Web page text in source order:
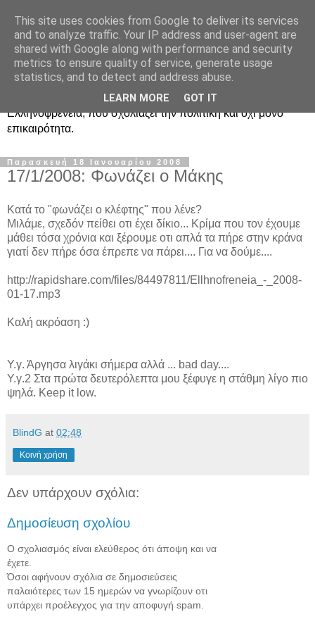
Ραδιοφωνική
Ελληνοφρένεια Unofficial
Η γνωστή ραδιοφωνική εκπομπή κατά κόσμον
Ελληνοφρένεια, που σχολιάζει την πολιτική και όχι μόνο
επικαιρότητα.
Παρασκευή 18 Ιανουαρίου 2008
17/1/2008: Φωνάζει ο Μάκης
Κατά το "φωνάζει ο κλέφτης" που λένε?
Μιλάμε, σχεδόν πείθει οτι έχει δίκιο... Κρίμα που τον έχουμε
μάθει τόσα χρόνια και ξέρουμε οτι απλά τα πήρε στην κράνα
γιατί δεν πήρε όσα έπρεπε να πάρει.... Για να δούμε....
http://rapidshare.com/files/84497811/Ellhnofreneia_-_2008-
01-17.mp3
Καλή ακρόαση :)
Υ.γ. Άργησα λιγάκι σήμερα αλλά ... bad day....
Y.γ.2 Στα πρώτα δευτερόλεπτα μου ξέφυγε η στάθμη λίγο πιο
ψηλά. Keep it low.
BlindG at 02:48
Κοινή χρήση
Δεν υπάρχουν σχόλια:
Δημοσίευση σχολίου
Ο σχολιασμός είναι ελεύθερος ότι άποψη και να
έχετε.
Όσοι αφήνουν σχόλια σε δημοσιεύσεις
παλαιότερες των 15 ημερών να γνωρίζουν οτι
υπάρχει προέλεγχος για την αποφυγή spam.
This site uses cookies from Google to deliver its services
and to analyze traffic. Your IP address and user-agent are
shared with Google along with performance and security
metrics to ensure quality of service, generate usage
statistics, and to detect and address abuse.
LEARN MORE GOT IT